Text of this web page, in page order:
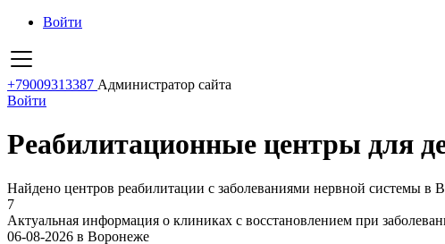
Войти
+79009313387 Администратор сайта
Войти
Реабилитационные центры для
Найдено центров реабилитации с заболеваниями нервной системы в
7
Актуальная информация о клиниках с восстановлением при
06-08-2026 в Воронеже